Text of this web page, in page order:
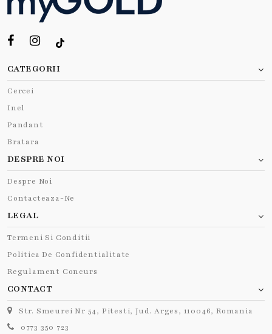
CATEGORII
Cercei
Inel
Pandant
Bratara
DESPRE NOI
Despre Noi
Contacteaza-Ne
LEGAL
Termeni Si Conditii
Politica De Confidentialitate
Regulament Concurs
CONTACT
Str. Smeurei Nr 54, Pitesti, Jud. Arges, 110046, Romania
0773 350 723